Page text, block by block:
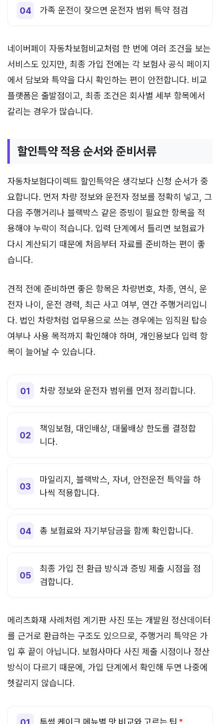
가족 운전이 잦으면 운전자 범위 특약 점검
네이버페이 자동차보험비교처럼 한 번에 여러 조건을 보는
서비스도 있지만, 최종 가입 전에는 각 보험사 공식 페이지
에서 담보와 특약을 다시 확인하는 편이 안전합니다. 비교
플랫폼은 출발점이고, 최종 조건은 회사별 세부 항목에서
갈리는 경우가 많습니다.
할인특약 적용 순서와 준비서류
자동차보험다이렉트 할인특약은 생각보다 신청 순서가 중
요합니다. 먼저 차량 정보와 운전자 정보를 정확히 넣고, 그
다음 주행거리나 블랙박스 같은 증빙이 필요한 항목을 적
용해야 누락이 적습니다. 입력 단계에서 틀리면 보험료가
다시 계산되기 때문에 처음부터 자료를 준비하는 편이 좋
습니다.
견적 전에 준비하면 좋은 항목은 차량번호, 차종, 연식, 운
전자 나이, 운전 경력, 최근 사고 여부, 연간 주행거리입니
다. 법인 차량처럼 업무용으로 쓰는 경우에는 임직원 탑승
여부나 사용 목적까지 확인해야 하며, 개인용보다 입력 항
목이 늘어날 수 있습니다.
차량 정보와 운전자 범위를 먼저 정리합니다.
책임보험, 대인배상, 대물배상 한도를 결정합
니다.
마일리지, 블랙박스, 자녀, 안전운전 특약을 하
나씩 적용합니다.
총 보험료와 자기부담금을 함께 확인합니다.
최종 가입 전 환급 방식과 증빙 제출 시점을 점
검합니다.
메리츠화재 사례처럼 계기판 사진 또는 개발원 정산데이터
를 근거로 환급하는 구조도 있으므로, 주행거리 특약은 가
입 후 끝이 아닙니다. 보험사마다 사진 제출 시점이나 정산
방식이 다르기 때문에, 가입 단계에서 확인해 두면 나중에
헷갈리지 않습니다.
투썸 케이크 메뉴별 맛 비교와 고르는 팁